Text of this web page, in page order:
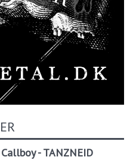
- TANZNEID